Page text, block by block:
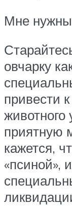
Мне
овчарку
привести
животного
приятную
кажется,
«псиной»,